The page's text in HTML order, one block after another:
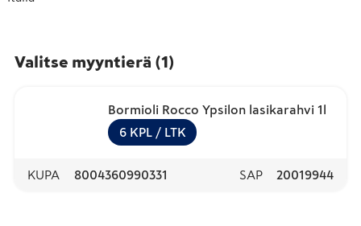
Valitse myyntierä (1)
Bormioli Rocco Ypsilon lasikarahvi 1l
6 KPL / LTK
KUPA 8004360990331 SAP 20019944